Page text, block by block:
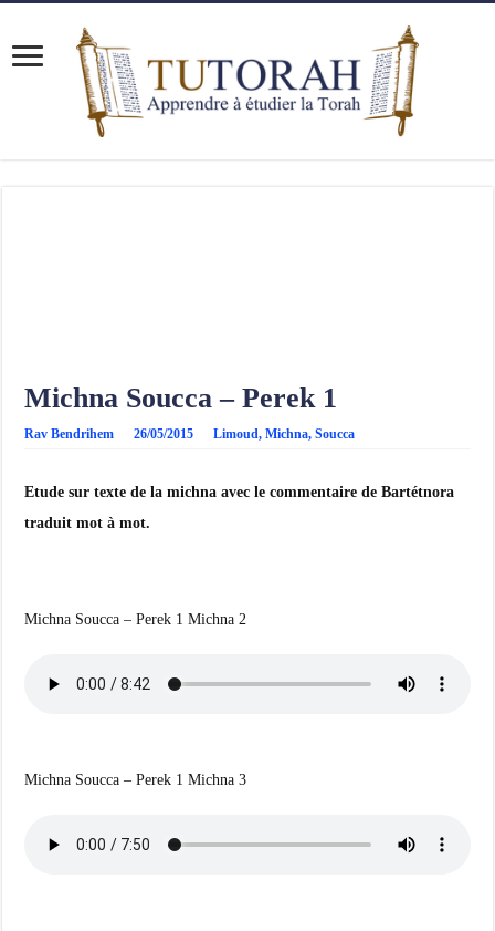
Michna Soucca – Perek 1
Rav Bendrihem 26/05/2015 Limoud,Michna,Soucca
Etude sur texte de la michna avec le commentaire de Bartétnora
traduit mot à mot.
Michna Soucca – Perek 1 Michna 2
Michna Soucca – Perek 1 Michna 3